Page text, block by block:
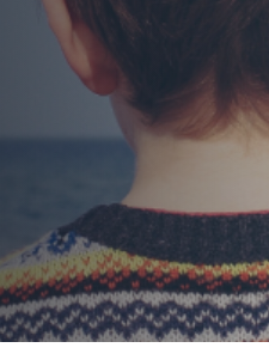
AUTEUR:
Clinique de Psychologie
PUBLIÉ LE:
01/06/2018
CATÉGORIE:
Qu'est-ce que c'est?